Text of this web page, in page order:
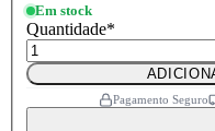
Em stock
Quantidade*
Pagamento Seguro